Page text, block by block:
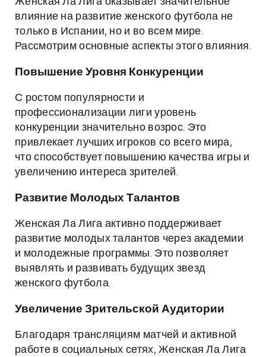
влияние на развитие женского футбола не
только в Испании, но и во всем мире.
Рассмотрим основные аспекты этого влияния.
Повышение Уровня Конкуренции
С ростом популярности и
профессионализации лиги уровень
конкуренции значительно возрос. Это
привлекает лучших игроков со всего мира,
что способствует повышению качества игры и
увеличению интереса зрителей.
Развитие Молодых Талантов
Женская Ла Лига активно поддерживает
развитие молодых талантов через академии
и молодежные программы. Это позволяет
выявлять и развивать будущих звезд
женского футбола.
Увеличение Зрительской Аудитории
Благодаря трансляциям матчей и активной
работе в социальных сетях, Женская Ла Лига